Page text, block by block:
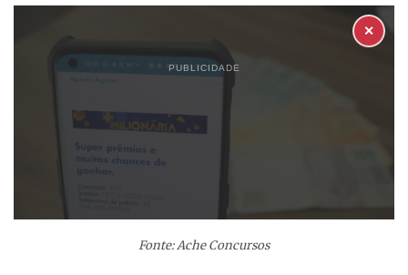
PUBLICIDADE
✕
Fonte: Ache Concursos